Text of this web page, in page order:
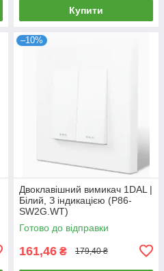
Купити
–10%
Двоклавішний вимикач 1DAL |
Білий, З індикацією (P86-
SW2G.WT)
Готово до відправки
161,46 ₴ 179,40 ₴